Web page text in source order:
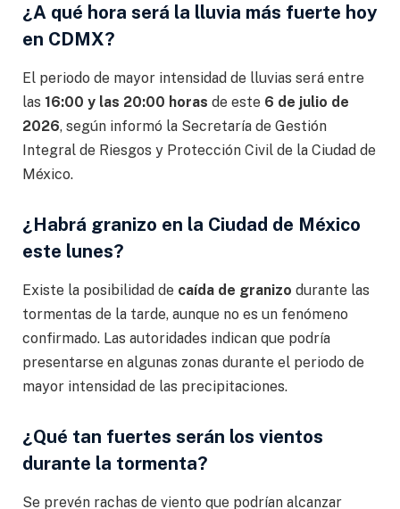
¿A qué hora será la lluvia más fuerte hoy
en CDMX?
El periodo de mayor intensidad de lluvias será entre
las 16:00 y las 20:00 horas de este 6 de julio de
2026, según informó la Secretaría de Gestión
Integral de Riesgos y Protección Civil de la Ciudad de
México.
¿Habrá granizo en la Ciudad de México
este lunes?
Existe la posibilidad de caída de granizo durante las
tormentas de la tarde, aunque no es un fenómeno
confirmado. Las autoridades indican que podría
presentarse en algunas zonas durante el periodo de
mayor intensidad de las precipitaciones.
¿Qué tan fuertes serán los vientos
durante la tormenta?
Se prevén rachas de viento que podrían alcanzar